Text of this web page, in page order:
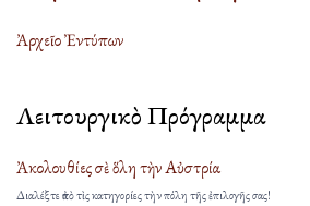
Ἀρχεῖο Ἐντύπων
Λειτουργικὸ Πρόγραμμα
Ἀκολουθίες σὲ ὅλη τὴν Αὐστρία
Διαλέξτε ἀπὸ τὶς κατηγορίες τὴν πόλη τῆς ἐπιλογῆς σας!